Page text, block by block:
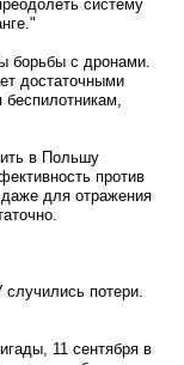
систему
борьбы с дронами.
достаточными
в Польшу
против
для отражения
потери.
11 сентября в